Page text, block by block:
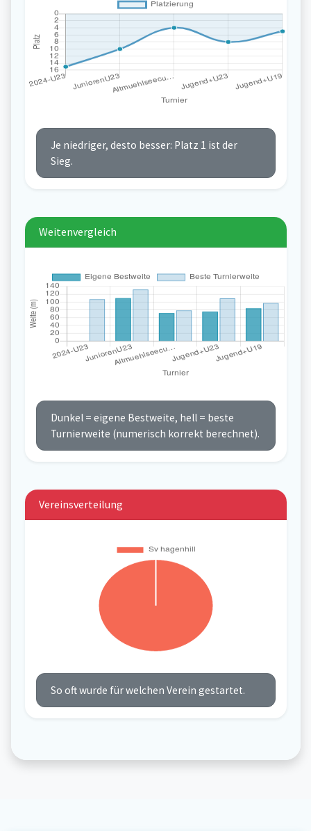
Je niedriger, desto besser: Platz 1 ist der
Sieg.
Weitenvergleich
Dunkel = eigene Bestweite, hell = beste
Turnierweite (numerisch korrekt berechnet).
Vereinsverteilung
So oft wurde für welchen Verein gestartet.